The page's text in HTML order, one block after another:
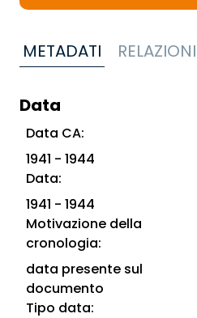
METADATI RELAZIONI
Data
Data CA:
1941 - 1944
Data:
1941 - 1944
Motivazione della
cronologia:
data presente sul
documento
Tipo data: